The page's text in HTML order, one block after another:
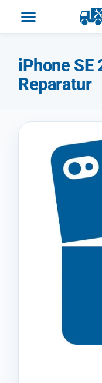
iPhone SE
Reparatur